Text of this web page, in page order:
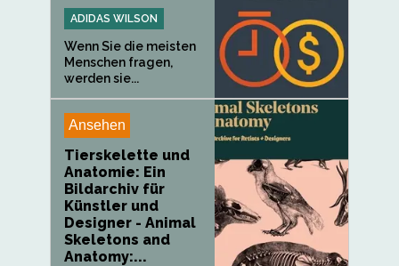
ADIDAS WILSON
Wenn Sie die meisten
Menschen fragen,
werden sie...
Ansehen
Tierskelette und
Anatomie: Ein
Bildarchiv für
Künstler und
Designer - Animal
Skeletons and
Anatomy:...